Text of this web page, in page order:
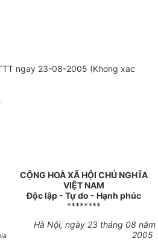
ngay 23-08-2005 (Khong xac
CỘNG HOÀ XÃ HỘI CHỦ NGHĨA
VIỆT NAM
Độc lập - Tự do - Hạnh phúc
********
Hà Nội, ngày 23 tháng 08 năm
2005